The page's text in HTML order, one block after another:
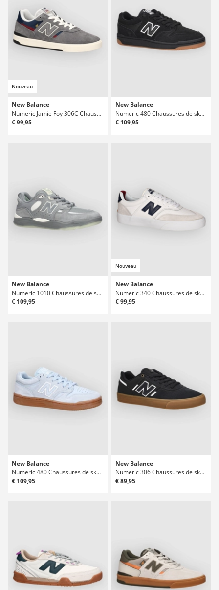
Nouveau
New Balance
Numeric Jamie Foy 306C Chaussures de skate
€ 99,95
New Balance
Numeric 480 Chaussures de skate
€ 109,95
New Balance
Numeric 1010 Chaussures de skate
€ 109,95
Nouveau
New Balance
Numeric 340 Chaussures de skate
€ 99,95
New Balance
Numeric 480 Chaussures de skate
€ 109,95
New Balance
Numeric 306 Chaussures de skate
€ 89,95